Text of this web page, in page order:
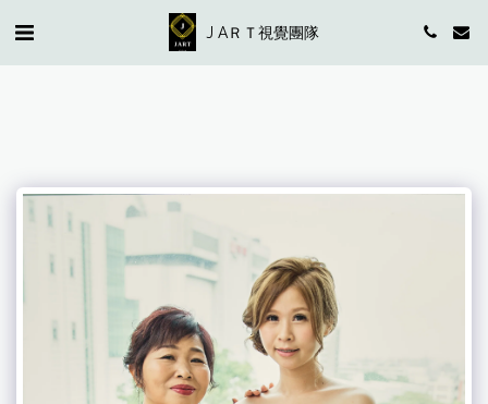
J AＲＴ視覺團隊